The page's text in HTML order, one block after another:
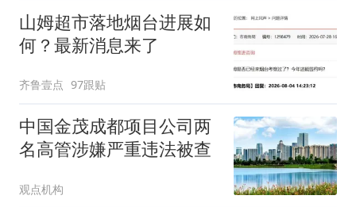
山姆超市落地烟台进展如
何？最新消息来了
齐鲁壹点 97跟贴
中国金茂成都项目公司两
名高管涉嫌严重违法被查
观点机构